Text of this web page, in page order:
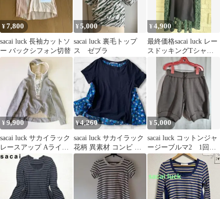
¥7,800
sacai luck 長袖カットソ
ー バックシフォン切替
¥5,000
sacai luck 裏毛トップ
ス ゼブラ
¥4,900
最終価格sacai luck レー
スドッキングTシャツ
ダークネイビー×グリー
¥9,900
sacai luck サカイラック
レースアップ Aライン
パーカー 灰 2
¥4,260
sacai luck サカイラック
花柄 異素材 コンビ カ
ットソー ギャザー
¥5,000
sacai luck コットンジャ
ージーブルマ2 1回着
用 日本製